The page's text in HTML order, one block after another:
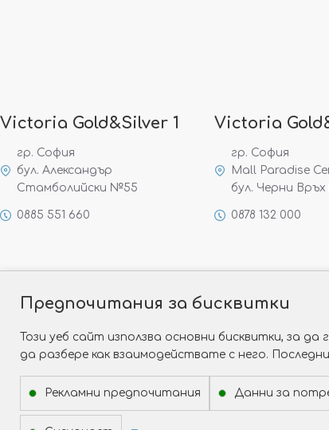
Victoria Gold&Silver 1
гр. София
бул. Александър
Стамболийски №55
0885 551 660
Victoria
гр. София
Mall Paradise
бул. Черни
0878 132 000
Предпочитания за бисквитки
Този уеб сайт използва основни бисквитки, за
да разбере как взаимодействате с него.
Рекламни предпочитания Данни за